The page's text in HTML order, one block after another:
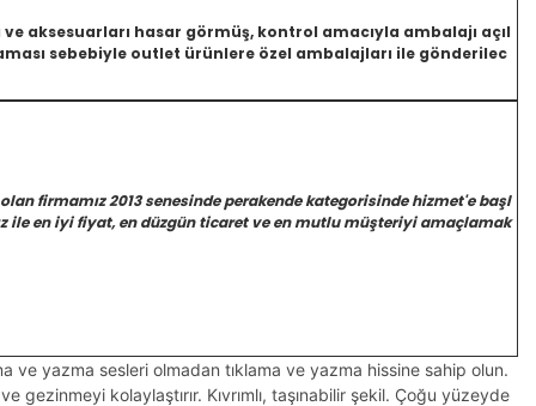
aksesuarları hasar görmüş, kontrol amacıyla ambalajı açıl
sebebiyle outlet ürünlere özel ambalajları ile gönderilec
firmamız 2013 senesinde perakende kategorisinde hizmet'e başl
ile en iyi fiyat, en düzgün ticaret ve en mutlu müşteriyi amaçlamak
ve yazma sesleri olmadan tıklama ve yazma hissine sahip olun.
gezinmeyi kolaylaştırır. Kıvrımlı, taşınabilir şekil. Çoğu yüzeyde